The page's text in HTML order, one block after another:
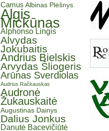
Camus Albinas Plėšnys
Algis
Mickūnas
Alphonso Lingis
Alvydas
Jokubaitis
Andrius Bielskis
Arvydas Šliogeris
Arūnas Sverdiolas
Audrius Račkauskas
Audronė
Žukauskaitė
Augustinas Dainys
Dalius Jonkus
Danutė Bacevičiūtė